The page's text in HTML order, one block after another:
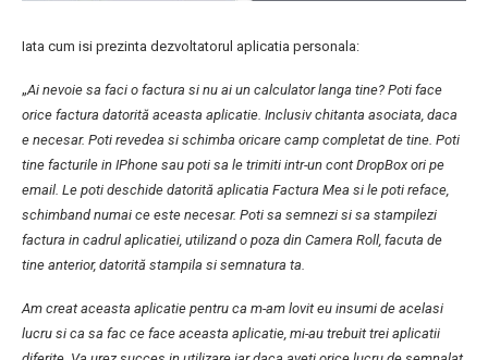
Iata cum isi prezinta dezvoltatorul aplicatia personala:
„Ai nevoie sa faci o factura si nu ai un calculator langa tine? Poti face
orice factura datorită aceasta aplicatie. Inclusiv chitanta asociata, daca
e necesar. Poti revedea si schimba oricare camp completat de tine. Poti
tine facturile in IPhone sau poti sa le trimiti intr-un cont DropBox ori pe
email. Le poti deschide datorită aplicatia Factura Mea si le poti reface,
schimband numai ce este necesar. Poti sa semnezi si sa stampilezi
factura in cadrul aplicatiei, utilizand o poza din Camera Roll, facuta de
tine anterior, datorită stampila si semnatura ta.
Am creat aceasta aplicatie pentru ca m-am lovit eu insumi de acelasi
lucru si ca sa fac ce face aceasta aplicatie, mi-au trebuit trei aplicatii